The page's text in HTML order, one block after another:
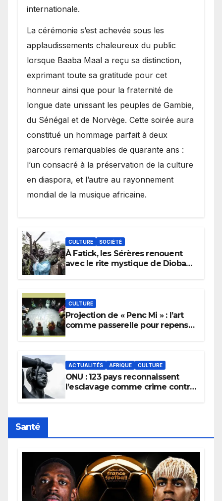
internationale.
​La cérémonie s’est achevée sous les
applaudissements chaleureux du public
lorsque Baaba Maal a reçu sa distinction,
exprimant toute sa gratitude pour cet
honneur ainsi que pour la fraternité de
longue date unissant les peuples de Gambie,
du Sénégal et de Norvège. Cette soirée aura
constitué un hommage parfait à deux
parcours remarquables de quarante ans :
l’un consacré à la préservation de la culture
en diaspora, et l’autre au rayonnement
mondial de la musique africaine.
CULTURE SOCIÉTÉ
À Fatick, les Sérères renouent
avec le rite mystique de Diobaye
CULTURE
Projection de « Penc Mi » : l’art
comme passerelle pour repenser
ACTUALITÉS AFRIQUE CULTURE
ONU : 123 pays reconnaissent
l’esclavage comme crime contre
Santé